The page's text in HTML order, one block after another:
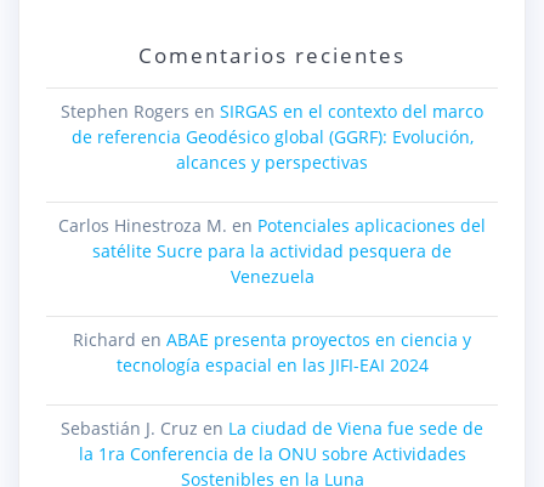
Comentarios recientes
Stephen Rogers en SIRGAS en el contexto del marco
de referencia Geodésico global (GGRF): Evolución,
alcances y perspectivas
Carlos Hinestroza M. en Potenciales aplicaciones del
satélite Sucre para la actividad pesquera de
Venezuela
Richard en ABAE presenta proyectos en ciencia y
tecnología espacial en las JIFI-EAI 2024
Sebastián J. Cruz en La ciudad de Viena fue sede de
la 1ra Conferencia de la ONU sobre Actividades
Sostenibles en la Luna